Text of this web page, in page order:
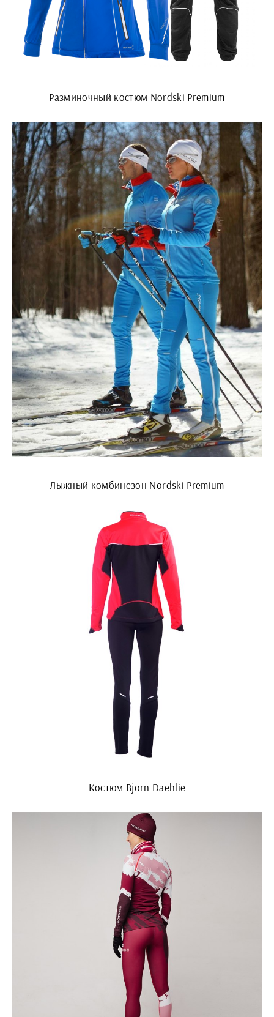
Разминочный костюм Nordski Premium
Лыжный комбинезон Nordski Premium
Костюм Bjorn Daehlie